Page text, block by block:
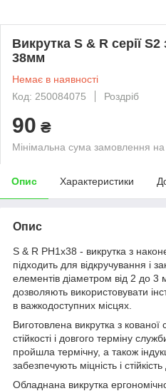
Викрутка S & R серії
38мм
Немає в наявності
Код: 250084075
Роздріб
90 ₴
Мінімальна сума замовлення
Опис Характеристики
Опис
S & R PH1х38 - викрутка з
підходить для відкручування і
елементів діаметром від 2 до 3
дозволяють використовувати
в важкодоступних місцях.
Виготовлена викрутка з
стійкості і довгого терміну
пройшла термічну, а також
забезпечують міцність і
Обладнана викрутка